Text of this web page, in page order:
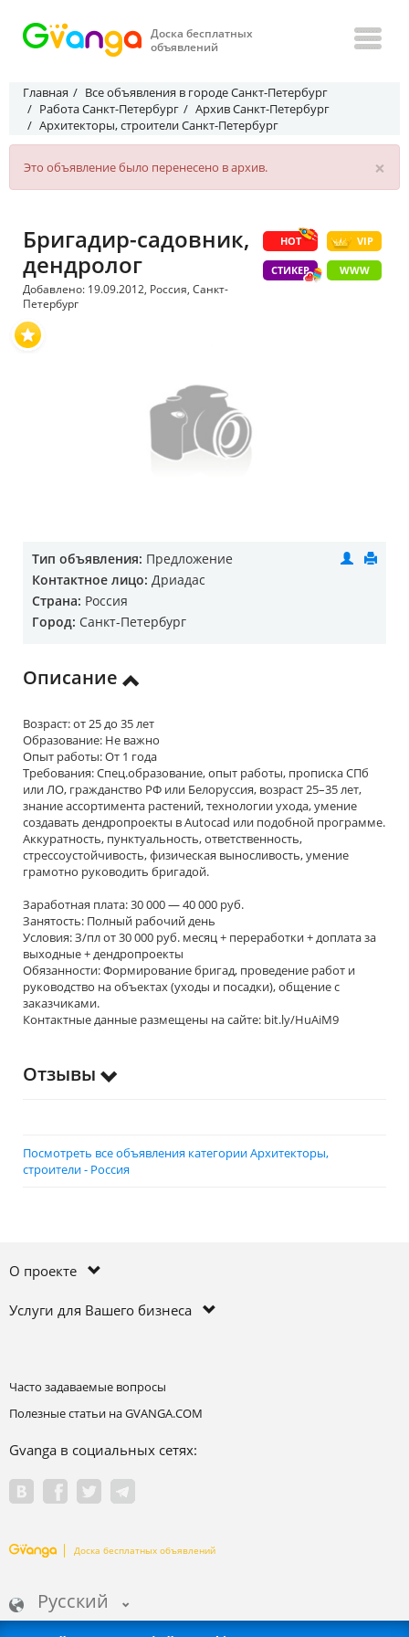
Доска бесплатных
объявлений
Главная
Все объявления в городе Санкт-Петербург
Работа Санкт-Петербург
Архив Санкт-Петербург
Архитекторы, строители Санкт-Петербург
×
Это объявление было перенесено в архив.
HOT VIP
СТИКЕР WWW
Бригадир-садовник,
дендролог
Добавлено: 19.09.2012, Россия, Санкт-
Петербург
Тип объявления: Предложение
Контактное лицо: Дриадас
Страна: Россия
Город: Санкт-Петербург
Описание
Возраст: от 25 до 35 лет
Образование: Не важно
Опыт работы: От 1 года
Требования: Спец.образование, опыт работы, прописка СПб
или ЛО, гражданство РФ или Белоруссия, возраст 25–35 лет,
знание ассортимента растений, технологии ухода, умение
создавать дендропроекты в Autocad или подобной программе.
Аккуратность, пунктуальность, ответственность,
стрессоустойчивость, физическая выносливость, умение
грамотно руководить бригадой.
Заработная плата: 30 000 — 40 000 руб.
Занятость: Полный рабочий день
Условия: З/пл от 30 000 руб. месяц + переработки + доплата за
выходные + дендропроекты
Обязанности: Формирование бригад, проведение работ и
руководство на объектах (уходы и посадки), общение с
заказчиками.
Контактные данные размещены на сайте: bit.ly/HuAiM9
Отзывы
Посмотреть все объявления категории Архитекторы,
строители - Россия
О проекте
Услуги для Вашего бизнеса
Часто задаваемые вопросы
Полезные статьи на GVANGA.COM
Gvanga в социальных сетях:
Доска бесплатных объявлений
Русский